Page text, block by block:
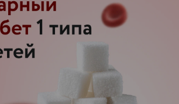
РЕКЛАМА НА САЙТЕ